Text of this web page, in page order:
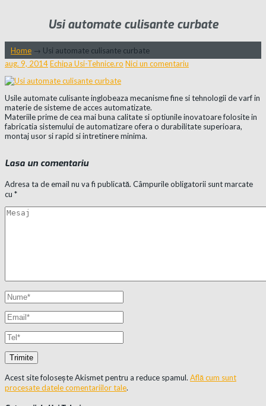
Usi automate culisante curbate
Home → Usi automate culisante curbate
aug. 9, 2014Echipa Usi-Tehnice.ro Nici un comentariu
Usile automate culisante inglobeaza mecanisme fine si tehnologii de varf in
materie de sisteme de acces automatizate.
Materiile prime de cea mai buna calitate si optiunile inovatoare folosite in
fabricatia sistemului de automatizare ofera o durabilitate superioara,
montaj usor si rapid si intretinere minima.
Lasa un comentariu
Adresa ta de email nu va fi publicată. Câmpurile obligatorii sunt marcate
cu *
Acest site folosește Akismet pentru a reduce spamul. Află cum sunt
procesate datele comentariilor tale.